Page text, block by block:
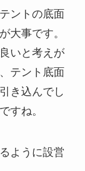
ントの底面
大事です。
いと考えが
テント底面
き込んでし
すね。
ように設営